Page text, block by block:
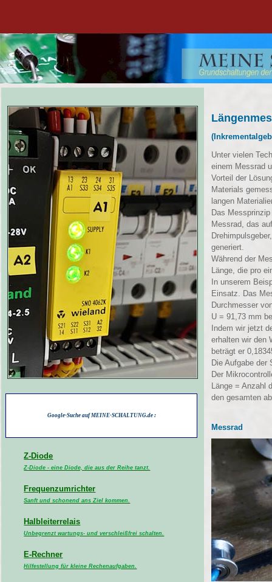
Google-Suche auf MEINE-SCHALTUNG.de :
Z-Diode
Z-Diode - eine Diode, die aus der Reihe tanzt.
Frequenzumrichter
Sanft und schonend ans Ziel kommen.
Halbleiterrelais
Unbegrenzt wartungs- und verschleißfrei schalten.
E-Rechner
Hilfestellung für kleine Rechenaufgaben.
Unter vielen
einem Messrad
Vorteil der
Materials
langen
Das
Messrad, das
generiert.
Während der
Länge, die pro
In unserem
Einsatz. Das
Durchmesser
U = 91,73 mm
Indem wir jetzt
erhalten wir den
beträgt er
Die Aufgabe
Der
Länge = Anzahl
den gesamten
Messrad